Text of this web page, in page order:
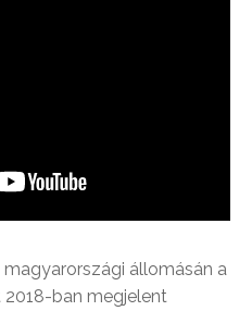
állomásán a
ban megjelent